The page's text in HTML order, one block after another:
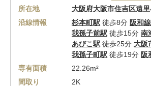
所在地 大阪府大阪市住吉区遠
沿線情報
杉本町駅 徒歩8分 阪和線
我孫子前駅 徒歩15分 南
あびこ駅 徒歩25分 大阪
我孫子町駅 徒歩19分 阪
専有面積
22.26m²
間取り
2K